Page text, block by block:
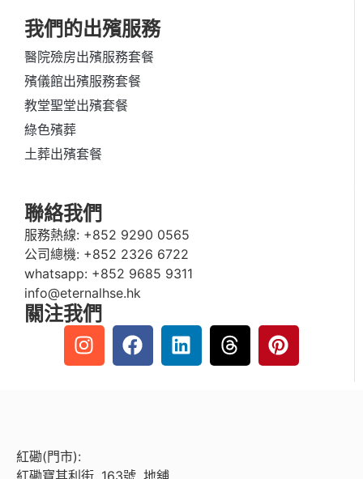
我們的出殯服務
醫院殮房出殯服務套餐
殯儀館出殯服務套餐
教堂聖堂出殯套餐
綠色殯葬
土葬出殯套餐
聯絡我們
服務熱線: +852 9290 0565
公司總機: +852 2326 6722
whatsapp: +852 9685 9311
info@eternalhse.hk
關注我們
紅磡(門市):
紅磡寶其利街, 163號, 地舖